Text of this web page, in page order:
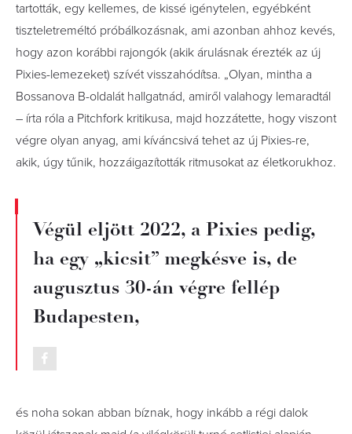
tartották, egy kellemes, de kissé igénytelen, egyébként
tiszteletreméltó próbálkozásnak, ami azonban ahhoz kevés,
hogy azon korábbi rajongók (akik árulásnak érezték az új
Pixies-lemezeket) szívét visszahódítsa. „Olyan, mintha a
Bossanova B-oldalát hallgatnád, amiről valahogy lemaradtál
– írta róla a Pitchfork kritikusa, majd hozzátette, hogy viszont
végre olyan anyag, ami kíváncsivá tehet az új Pixies-re,
akik, úgy tűnik, hozzáigazították ritmusokat az életkorukhoz.
Végül eljött 2022, a Pixies pedig,
ha egy „kicsit” megkésve is, de
augusztus 30-án végre fellép
Budapesten,
és noha sokan abban bíznak, hogy inkább a régi dalok